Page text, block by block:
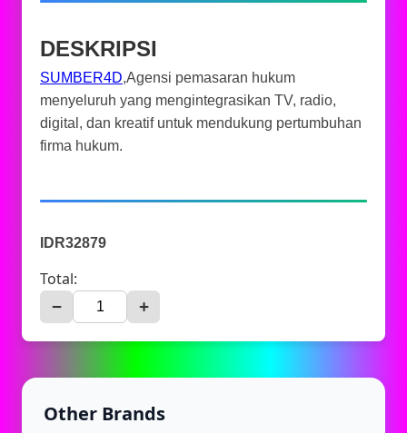
DESKRIPSI
SUMBER4D,Agensi pemasaran hukum
menyeluruh yang mengintegrasikan TV, radio,
digital, dan kreatif untuk mendukung pertumbuhan
firma hukum.
IDR32879
Total:
− +
Other Brands